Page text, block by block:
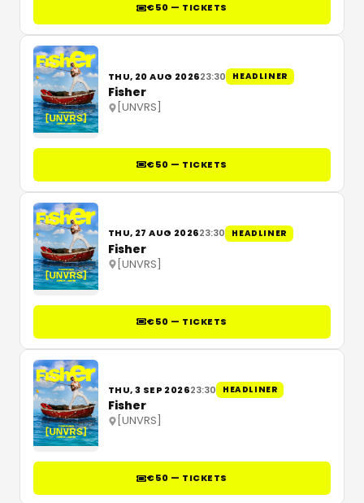
€50 — TICKETS
THU, 20 AUG 202623:30 HEADLINER
Fisher
[UNVRS]
€50 — TICKETS
THU, 27 AUG 202623:30 HEADLINER
Fisher
[UNVRS]
€50 — TICKETS
THU, 3 SEP 202623:30 HEADLINER
Fisher
[UNVRS]
€50 — TICKETS